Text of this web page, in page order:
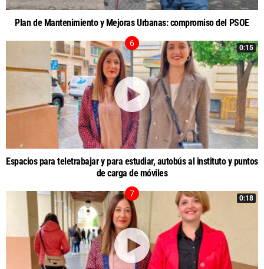
Plan de Mantenimiento y Mejoras Urbanas: compromiso del PSOE
0:15
Espacios para teletrabajar y para estudiar, autobús al instituto y puntos
de carga de móviles
0:18